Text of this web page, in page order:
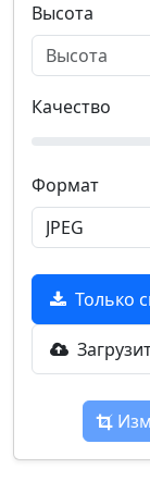
Высота
Качество
Формат
Только